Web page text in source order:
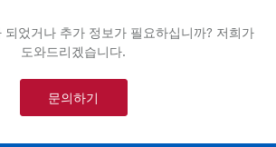
되었거나 추가 정보가 필요하십니까? 저희가
도와드리겠습니다.
문의하기